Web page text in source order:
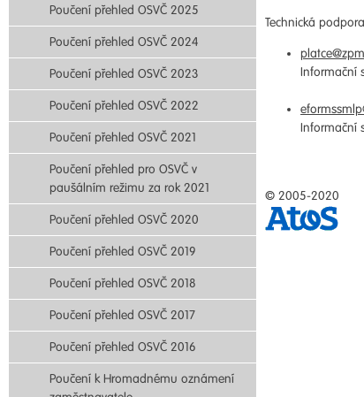
Technická
Informační
Informační
© 2005-2020
Poučení přehled OSVČ 2025
Poučení přehled OSVČ 2024
Poučení přehled OSVČ 2023
Poučení přehled OSVČ 2022
Poučení přehled OSVČ 2021
Poučení přehled pro OSVČ v
paušálním režimu za rok 2021
Poučení přehled OSVČ 2020
Poučení přehled OSVČ 2019
Poučení přehled OSVČ 2018
Poučení přehled OSVČ 2017
Poučení přehled OSVČ 2016
Poučení k Hromadnému oznámení